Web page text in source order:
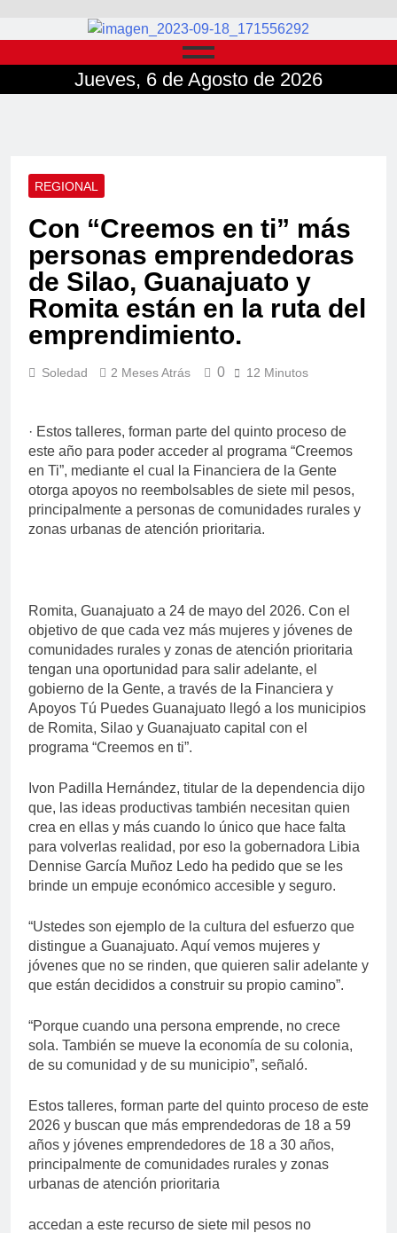
Jueves, 6 de Agosto de 2026
REGIONAL
Con “Creemos en ti” más
personas emprendedoras
de Silao, Guanajuato y
Romita están en la ruta del
emprendimiento.
Soledad 2 Meses Atrás 0 12 Minutos
· Estos talleres, forman parte del quinto proceso de
este año para poder acceder al programa “Creemos
en Ti”, mediante el cual la Financiera de la Gente
otorga apoyos no reembolsables de siete mil pesos,
principalmente a personas de comunidades rurales y
zonas urbanas de atención prioritaria.
Romita, Guanajuato a 24 de mayo del 2026. Con el
objetivo de que cada vez más mujeres y jóvenes de
comunidades rurales y zonas de atención prioritaria
tengan una oportunidad para salir adelante, el
gobierno de la Gente, a través de la Financiera y
Apoyos Tú Puedes Guanajuato llegó a los municipios
de Romita, Silao y Guanajuato capital con el
programa “Creemos en ti”.
Ivon Padilla Hernández, titular de la dependencia dijo
que, las ideas productivas también necesitan quien
crea en ellas y más cuando lo único que hace falta
para volverlas realidad, por eso la gobernadora Libia
Dennise García Muñoz Ledo ha pedido que se les
brinde un empuje económico accesible y seguro.
“Ustedes son ejemplo de la cultura del esfuerzo que
distingue a Guanajuato. Aquí vemos mujeres y
jóvenes que no se rinden, que quieren salir adelante y
que están decididos a construir su propio camino”.
“Porque cuando una persona emprende, no crece
sola. También se mueve la economía de su colonia,
de su comunidad y de su municipio”, señaló.
Estos talleres, forman parte del quinto proceso de este
2026 y buscan que más emprendedoras de 18 a 59
años y jóvenes emprendedores de 18 a 30 años,
principalmente de comunidades rurales y zonas
urbanas de atención prioritaria
accedan a este recurso de siete mil pesos no